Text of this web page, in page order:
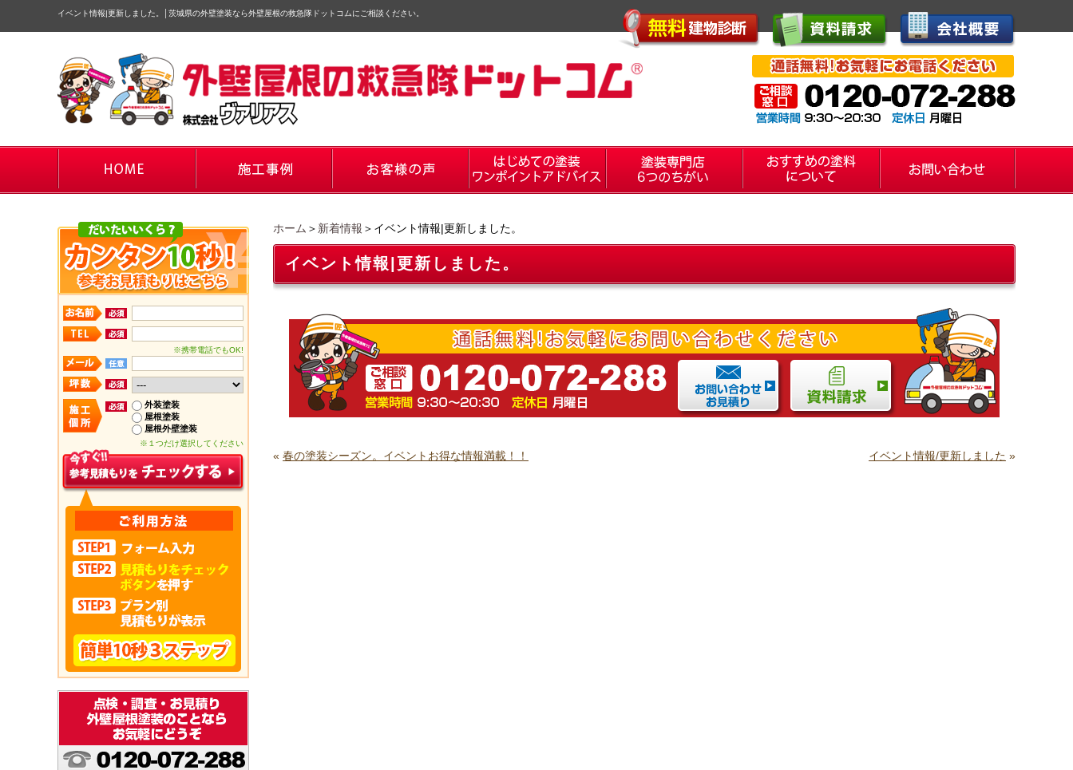
イベント情報|更新しました。 茨城県の外壁塗装なら外壁屋根の救急隊ドットコムにご相談ください。
ホーム ＞ 新着情報 ＞イベント情報|更新しました。
イベント情報|更新しました。
« 春の塗装シーズン。イベントお得な情報満載！！ イベント情報/更新しました »
※携帯電話でもOK!
外装塗装
屋根塗装
屋根外壁塗装
※１つだけ選択してください